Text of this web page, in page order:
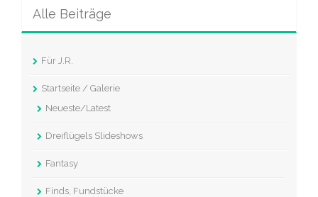
Alle Beiträge
Für J.R.
Startseite / Galerie
Neueste/Latest
Dreiflügels Slideshows
Fantasy
Finds, Fundstücke